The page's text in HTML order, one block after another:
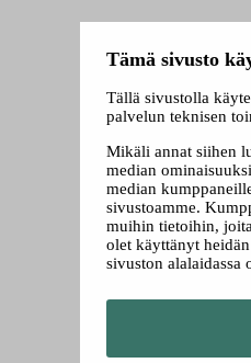
Tämä sivusto
Tällä sivustolla
palvelun teknisen
Mikäli annat siihen
median
median
sivustoamme.
muihin tietoihin,
olet käyttänyt
sivuston alalaidassa